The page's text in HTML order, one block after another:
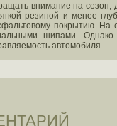
внимание на
резиной и менее
покрытию. На
шипами.
автомобиля.